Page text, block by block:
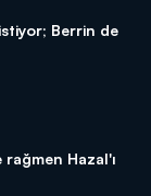
Berrin de
Hazal'ı